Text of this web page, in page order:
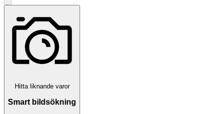
Hitta liknande varor
Smart bildsökning